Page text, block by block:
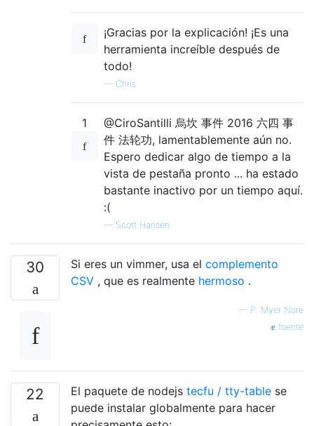
¡Gracias por la explicación! ¡Es una
herramienta increíble después de
todo!
— Chris
1
@CiroSantilli 烏坎 事件 2016 六四 事
件 法轮功, lamentablemente aún no.
Espero dedicar algo de tiempo a la
vista de pestaña pronto ... ha estado
bastante inactivo por un tiempo aquí.
:(
— Scott Hansen
30 Si eres un vimmer, usa el complemento
CSV , que es realmente hermoso .
— P. Myer Nore
fuente
22 El paquete de nodejs tecfu / tty-table se
puede instalar globalmente para hacer